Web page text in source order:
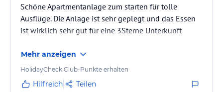
Schöne Apartmentanlage zum starten für tolle
Ausflüge. Die Anlage ist sehr geplegt und das Essen
ist wirklich sehr gut für eine 3Sterne Unterkunft
Mehr anzeigen
HolidayCheck Club-Punkte erhalten
Hilfreich Teilen